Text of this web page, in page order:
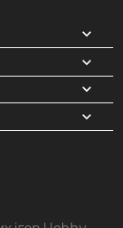


keyboard_arrow_down
keyboard_arrow_down